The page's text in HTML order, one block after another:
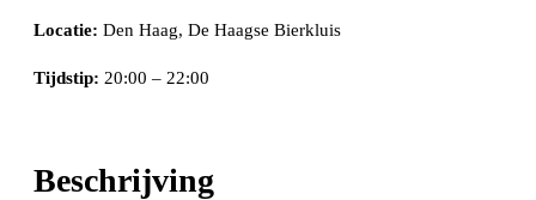
Locatie: Den Haag, De Haagse Bierkluis
Tijdstip: 20:00 – 22:00
Beschrijving